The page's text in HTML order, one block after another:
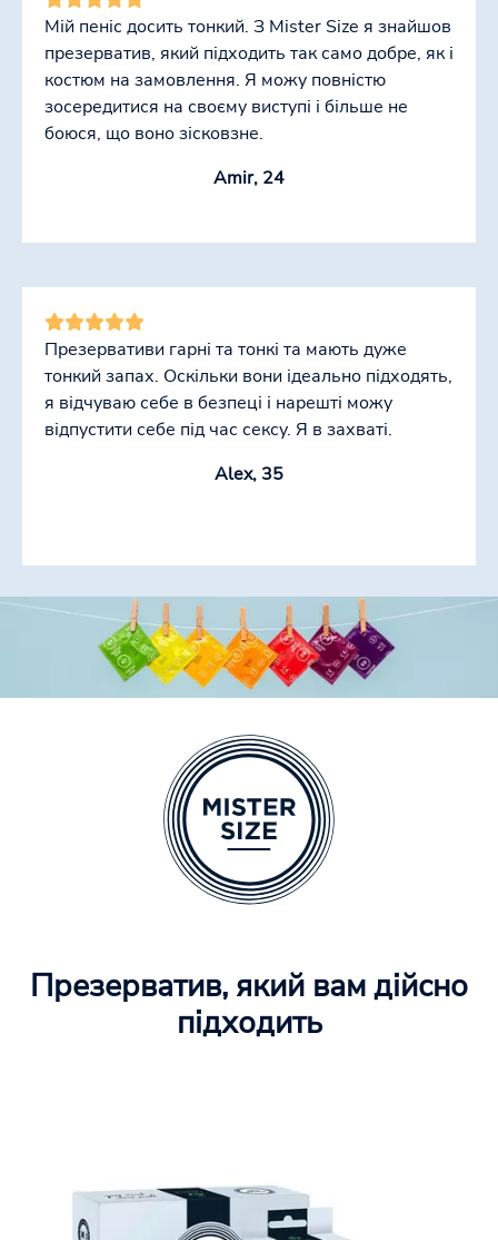
Мій пеніс досить тонкий. З Mister Size я знайшов
презерватив, який підходить так само добре, як і
костюм на замовлення. Я можу повністю
зосередитися на своєму виступі і більше не
боюся, що воно зісковзне.
Amir, 24
Презервативи гарні та тонкі та мають дуже
тонкий запах. Оскільки вони ідеально підходять,
я відчуваю себе в безпеці і нарешті можу
відпустити себе під час сексу. Я в захваті.
Alex, 35
Презерватив, який вам дійсно
підходить